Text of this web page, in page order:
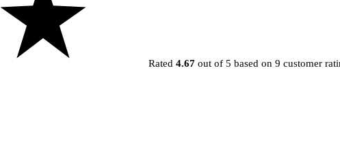
Rated 4.67 out of 5 based on 9 customer